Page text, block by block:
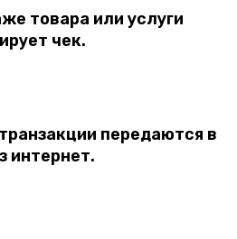
товара или услуги
чек.
передаются в
интернет.